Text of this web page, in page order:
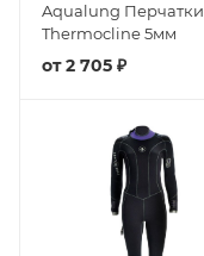
Aqualung Перчатки
Thermocline 5мм
от2 705 ₽